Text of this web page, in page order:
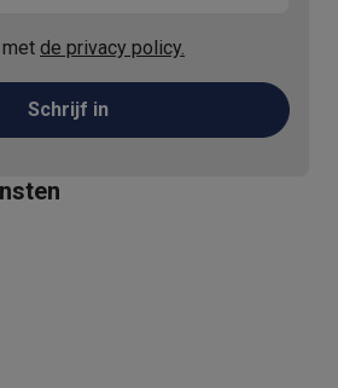
de privacy policy.
Schrijf in